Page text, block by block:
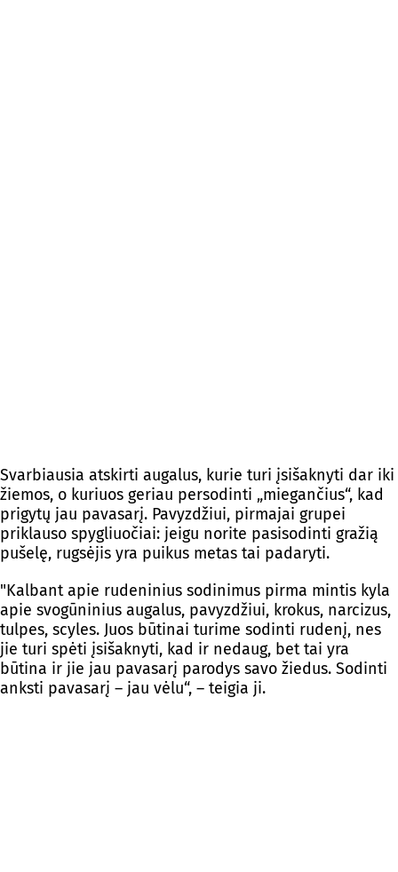
Svarbiausia atskirti augalus, kurie turi įsišaknyti dar iki
žiemos, o kuriuos geriau persodinti „miegančius“, kad
prigytų jau pavasarį. Pavyzdžiui, pirmajai grupei
priklauso spygliuočiai: jeigu norite pasisodinti gražią
pušelę, rugsėjis yra puikus metas tai padaryti.
"Kalbant apie rudeninius sodinimus pirma mintis kyla
apie svogūninius augalus, pavyzdžiui, krokus, narcizus,
tulpes, scyles. Juos būtinai turime sodinti rudenį, nes
jie turi spėti įsišaknyti, kad ir nedaug, bet tai yra
būtina ir jie jau pavasarį parodys savo žiedus. Sodinti
anksti pavasarį – jau vėlu“, – teigia ji.